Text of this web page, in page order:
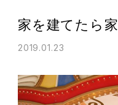
家を建てたら
2019.01.23